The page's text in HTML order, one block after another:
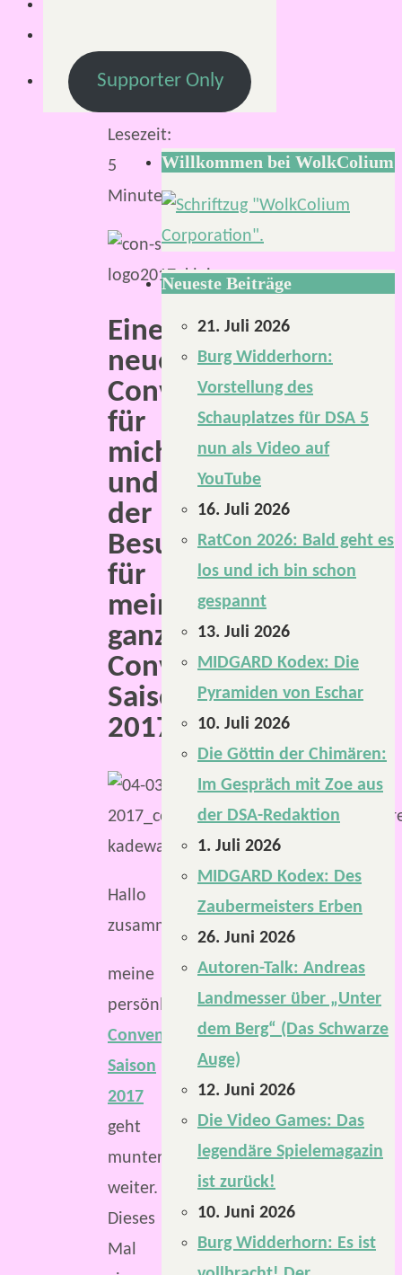
März
Lesezeit:
5
Minuten
Eine
neue
Convention
für
mich
und
der
Besuch
für
meine
ganz
Convention-
Saison
2017.
Hallo
zusammen,
meine
persönliche
Convention-
Saison
2017
geht
munter
weiter.
Dieses
Mal
Supporter Only
Willkommen bei WolkColium
Neueste Beiträge
21. Juli 2026
Burg Widderhorn:
Vorstellung des
Schauplatzes für DSA 5
nun als Video auf
YouTube
16. Juli 2026
RatCon 2026: Bald geht es
los und ich bin schon
gespannt
13. Juli 2026
MIDGARD Kodex: Die
Pyramiden von Eschar
10. Juli 2026
Die Göttin der Chimären:
Im Gespräch mit Zoe aus
der DSA-Redaktion
1. Juli 2026
MIDGARD Kodex: Des
Zaubermeisters Erben
26. Juni 2026
Autoren-Talk: Andreas
Landmesser über „Unter
dem Berg“ (Das Schwarze
Auge)
12. Juni 2026
Die Video Games: Das
legendäre Spielemagazin
ist zurück!
10. Juni 2026
Burg Widderhorn: Es ist